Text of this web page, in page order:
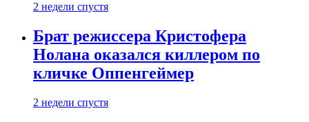
2 недели спустя
Брат режиссера Кристофера
Нолана оказался киллером по
кличке Оппенгеймер
2 недели спустя